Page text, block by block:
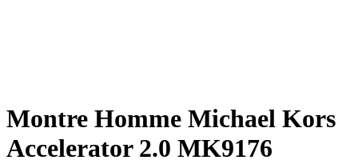
Montre Homme Michael Kors
Accelerator 2.0 MK9176